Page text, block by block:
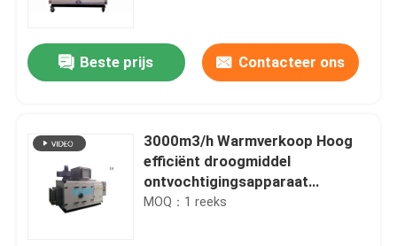
Beste prijs Contacteer ons
3000m3/h Warmverkoop Hoog
efficiënt droogmiddel
ontvochtigingsapparaat
Industrieel luchtdroger
MOQ：1 reeks